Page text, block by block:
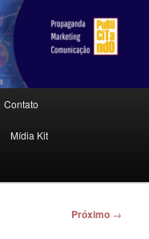
Contato
Mídia Kit
Próximo →